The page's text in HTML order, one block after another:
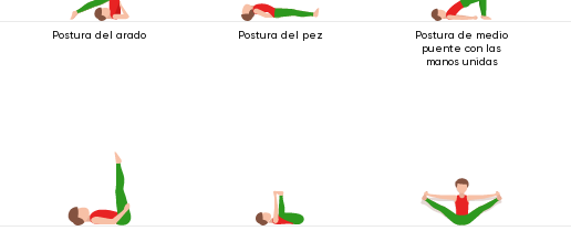
Postura del arado Postura del pez
Postura de medio
puente con las
manos unidas